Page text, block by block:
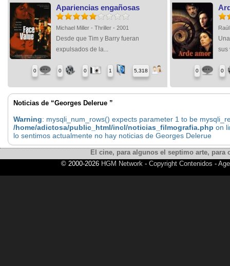
Apariencias engañosas
Michael Miller - Thriller - 2001
Desde que Tim y Barry fueran
expulsados de la...
0 0 0 1 5,318
sus
0 0
Noticias de “Georges Delerue ”
Warning: mysqli_num_rows() expects parameter 1 to be
/home/adictosa/public_html/incl/noticias_filmografia.php on
lo sentimos actualmente no hay noticias de Georges Delerue
El cine, para algunos el septimo arte,
© 2000-2026 HGM Network- Copyright Contenidos -